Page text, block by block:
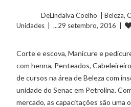
	    	DeLindalva Coelho  |
Beleza,
Unidades
  |  ...29 setembro, 2016  |
Corte e escova, Manicure e
com henna, Penteados,
de cursos na área de Beleza com
unidade do Senac em Petrolina.
mercado, as capacitações são uma